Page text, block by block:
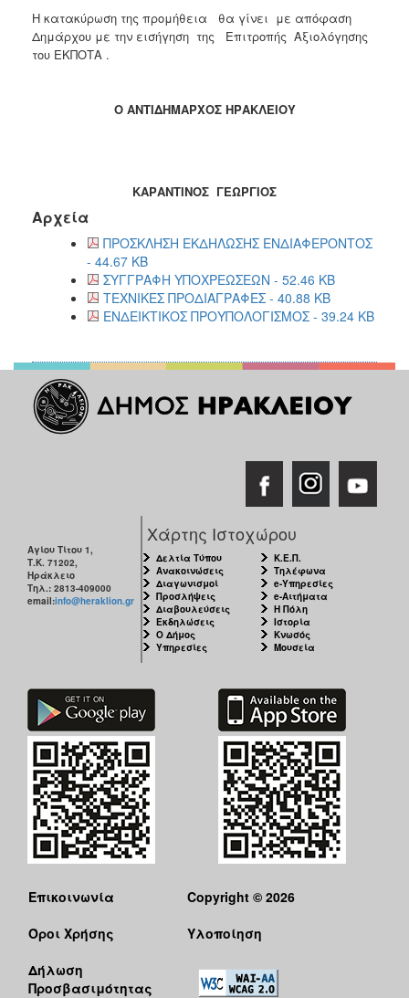
Η κατακύρωση της προμήθεια θα γίνει με απόφαση
Δημάρχου με την εισήγηση της Επιτροπής Αξιολόγησης
του ΕΚΠΟΤΑ .
ΟΑΝΤΙΔΗΜΑΡΧΟΣ ΗΡΑΚΛΕΙΟΥ
ΚΑΡΑΝΤΙΝΟΣ ΓΕΩΡΓΙΟΣ
Αρχεία
ΠΡΟΣΚΛΗΣΗ ΕΚΔΗΛΩΣΗΣ ΕΝΔΙΑΦΕΡΟΝΤΟΣ
- 44.67 KB
ΣΥΓΓΡΑΦΗ ΥΠΟΧΡΕΩΣΕΩΝ - 52.46 KB
ΤΕΧΝΙΚΕΣ ΠΡΟΔΙΑΓΡΑΦΕΣ - 40.88 KB
ΕΝΔΕΙΚΤΙΚΟΣ ΠΡΟΥΠΟΛΟΓΙΣΜΟΣ - 39.24 KB
Αγίου Τίτου 1,
Τ.Κ. 71202,
Ηράκλειο
Τηλ.: 2813-409000
email:info@heraklion.gr
Χάρτης Ιστοχώρου
Δελτία Τύπου
Ανακοινώσεις
Διαγωνισμοί
Προσλήψεις
Διαβουλεύσεις
Εκδηλώσεις
Ο Δήμος
Υπηρεσίες
Κ.Ε.Π.
Τηλέφωνα
e-Υπηρεσίες
e-Αιτήματα
Η Πόλη
Ιστορία
Κνωσός
Μουσεία
Επικοινωνία
Όροι Χρήσης
Δήλωση
Προσβασιμότητας
Copyright © 2026
Υλοποίηση